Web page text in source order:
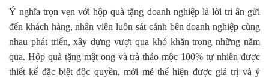
Ý nghĩa trọn vẹn với hộp quà tặng doanh nghiệp là lời tri ân gửi
đến khách hàng, nhân viên luôn sát cánh bên doanh nghiệp cùng
nhau phát triển, xây dựng vượt qua khó khăn trong những năm
qua. Hộp quà tặng mật ong và trà thảo mộc 100% tự nhiên được
thiết kế đặc biệt độc quyền, mới mẻ thể hiện được giá trị và ý